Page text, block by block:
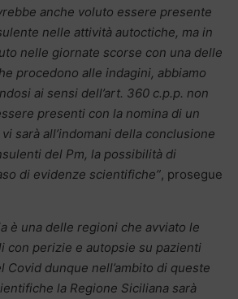
anche voluto essere presente
nelle attività autoctiche, ma in
nelle giornate scorse con una delle
procedono alle indagini, abbiamo
ai sensi dell’art. 360 c.p.p. non
presenti con la nomina di un
sarà all’indomani della conclusione
del Pm, la possibilità di
di evidenze scientifiche”, prosegue
è una delle regioni che avviato le
con perizie e autopsie su pazienti
Covid dunque nell’ambito di queste
la Regione Siciliana sarà